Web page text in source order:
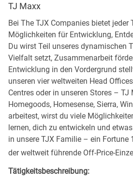
TJ Maxx
Bei The TJX Companies bietet jeder
Möglichkeiten für Entwicklung,
Du wirst Teil unseres dynamischen
Vielfalt setzt, Zusammenarbeit
Entwicklung in den Vordergrund
unseren vier weltweiten Head
Centres oder in unseren Stores – TJ
Homegoods, Homesense, Sierra,
arbeitest, wirst du viele
lernen, dich zu entwickeln und
in unsere TJX Familie – ein Fortune
der weltweit führende Off-Price-
Tätigkeitsbeschreibung: